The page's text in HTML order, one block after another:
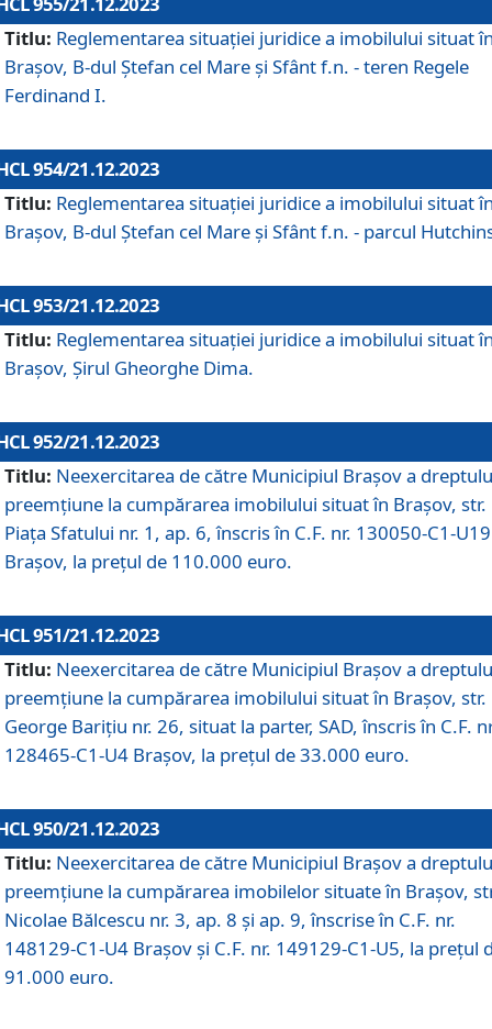
Titlu: Reglementarea situației juridice a imobilului situat
Brașov, B-dul Ștefan cel Mare și Sfânt f.n. - teren Regele
Ferdinand I.
954/21.12.2023
Titlu: Reglementarea situației juridice a imobilului situat
Brașov, B-dul Ștefan cel Mare și Sfânt f.n. - parcul
953/21.12.2023
Titlu: Reglementarea situației juridice a imobilului situat
Brașov, Șirul Gheorghe Dima.
952/21.12.2023
Titlu: Neexercitarea de către Municipiul Brașov a
preemțiune la cumpărarea imobilului situat în Brașov, str.
Piața Sfatului nr. 1, ap. 6, înscris în C.F. nr. 130050-C1-U19
Brașov, la prețul de 110.000 euro.
951/21.12.2023
Titlu: Neexercitarea de către Municipiul Brașov a
preemțiune la cumpărarea imobilului situat în Brașov, str.
George Barițiu nr. 26, situat la parter, SAD, înscris în C.F.
128465-C1-U4 Brașov, la prețul de 33.000 euro.
950/21.12.2023
Titlu: Neexercitarea de către Municipiul Brașov a
preemțiune la cumpărarea imobilelor situate în Brașov,
Nicolae Bălcescu nr. 3, ap. 8 și ap. 9, înscrise în C.F. nr.
148129-C1-U4 Brașov și C.F. nr. 149129-C1-U5, la prețul
91.000 euro.